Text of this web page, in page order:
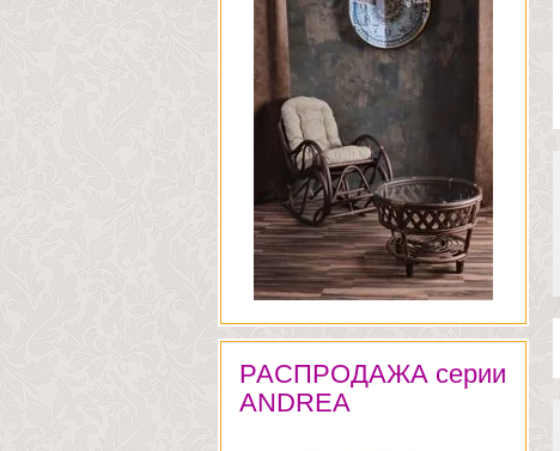
РАСПРОДАЖА серии
ANDREA